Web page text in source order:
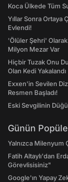
Koca Ülkede Tüm
Yıllar Sonra Ortaya
Evlendi!
'Ölüler Şehri' Olarak
Milyon Mezar Var
Hiçbir Tuzak Onu
Olan Kedi Yakalandı
Exxen'in Sevilen
Resmen Başladı!
Eski Sevgilinin
Günün
Yalnızca Milenyum
Fatih Altaylı'dan
Görevlisisiniz"
Google'ın Yapay